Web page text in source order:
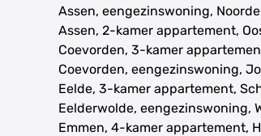
Assen, eengezinswoning,
Assen, 2-kamer appartement,
Coevorden, 3-kamer
Coevorden, eengezinswoning,
Eelde, 3-kamer appartement,
Eelderwolde, eengezinswoning,
Emmen, 4-kamer appartement,